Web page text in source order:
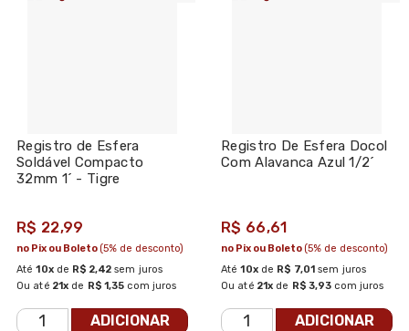
Registro de Esfera
Soldável Compacto
32mm 1´ - Tigre
R$ 22,99
Até10xde R$ 2,42 sem juros
Ou até 21x de R$ 1,35 com juros
no Pix ou Boleto(5% de desconto)
ADICIONAR
Registro De Esfera Docol
Com Alavanca Azul 1/2´
R$ 66,61
Até10xde R$ 7,01 sem juros
Ou até 21x de R$ 3,93 com juros
no Pix ou Boleto(5% de desconto)
ADICIONAR